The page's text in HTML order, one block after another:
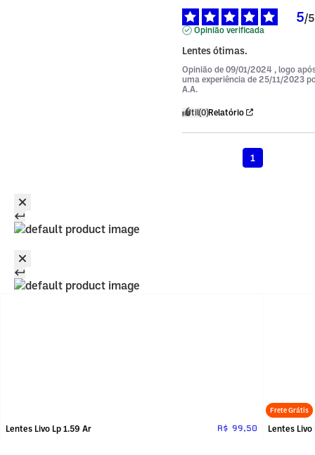
5/5
Opinião verificada
Lentes ótimas.
Opinião de 09/01/2024 , logo
uma experiência de 25/11/2023
A.A.
Útil(0)Relatório
1
Lentes Livo Lp 1.59 Ar R$ 99,50
Frete Grátis
Lentes Livo